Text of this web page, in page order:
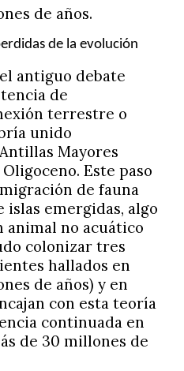
de años.
de la evolución
antiguo debate
de
terrestre o
unido
Mayores
Este paso
de fauna
emergidas, algo
animal no acuático
colonizar tres
hallados en
de años) y en
con esta teoría
continuada en
de 30 millones de